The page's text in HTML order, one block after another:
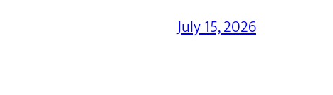
July 15, 2026